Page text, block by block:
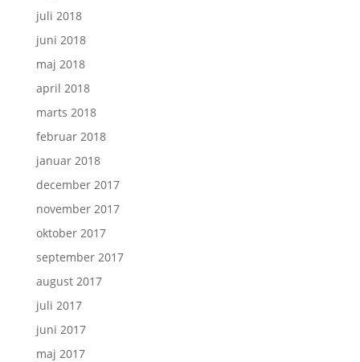
juli 2018
juni 2018
maj 2018
april 2018
marts 2018
februar 2018
januar 2018
december 2017
november 2017
oktober 2017
september 2017
august 2017
juli 2017
juni 2017
maj 2017